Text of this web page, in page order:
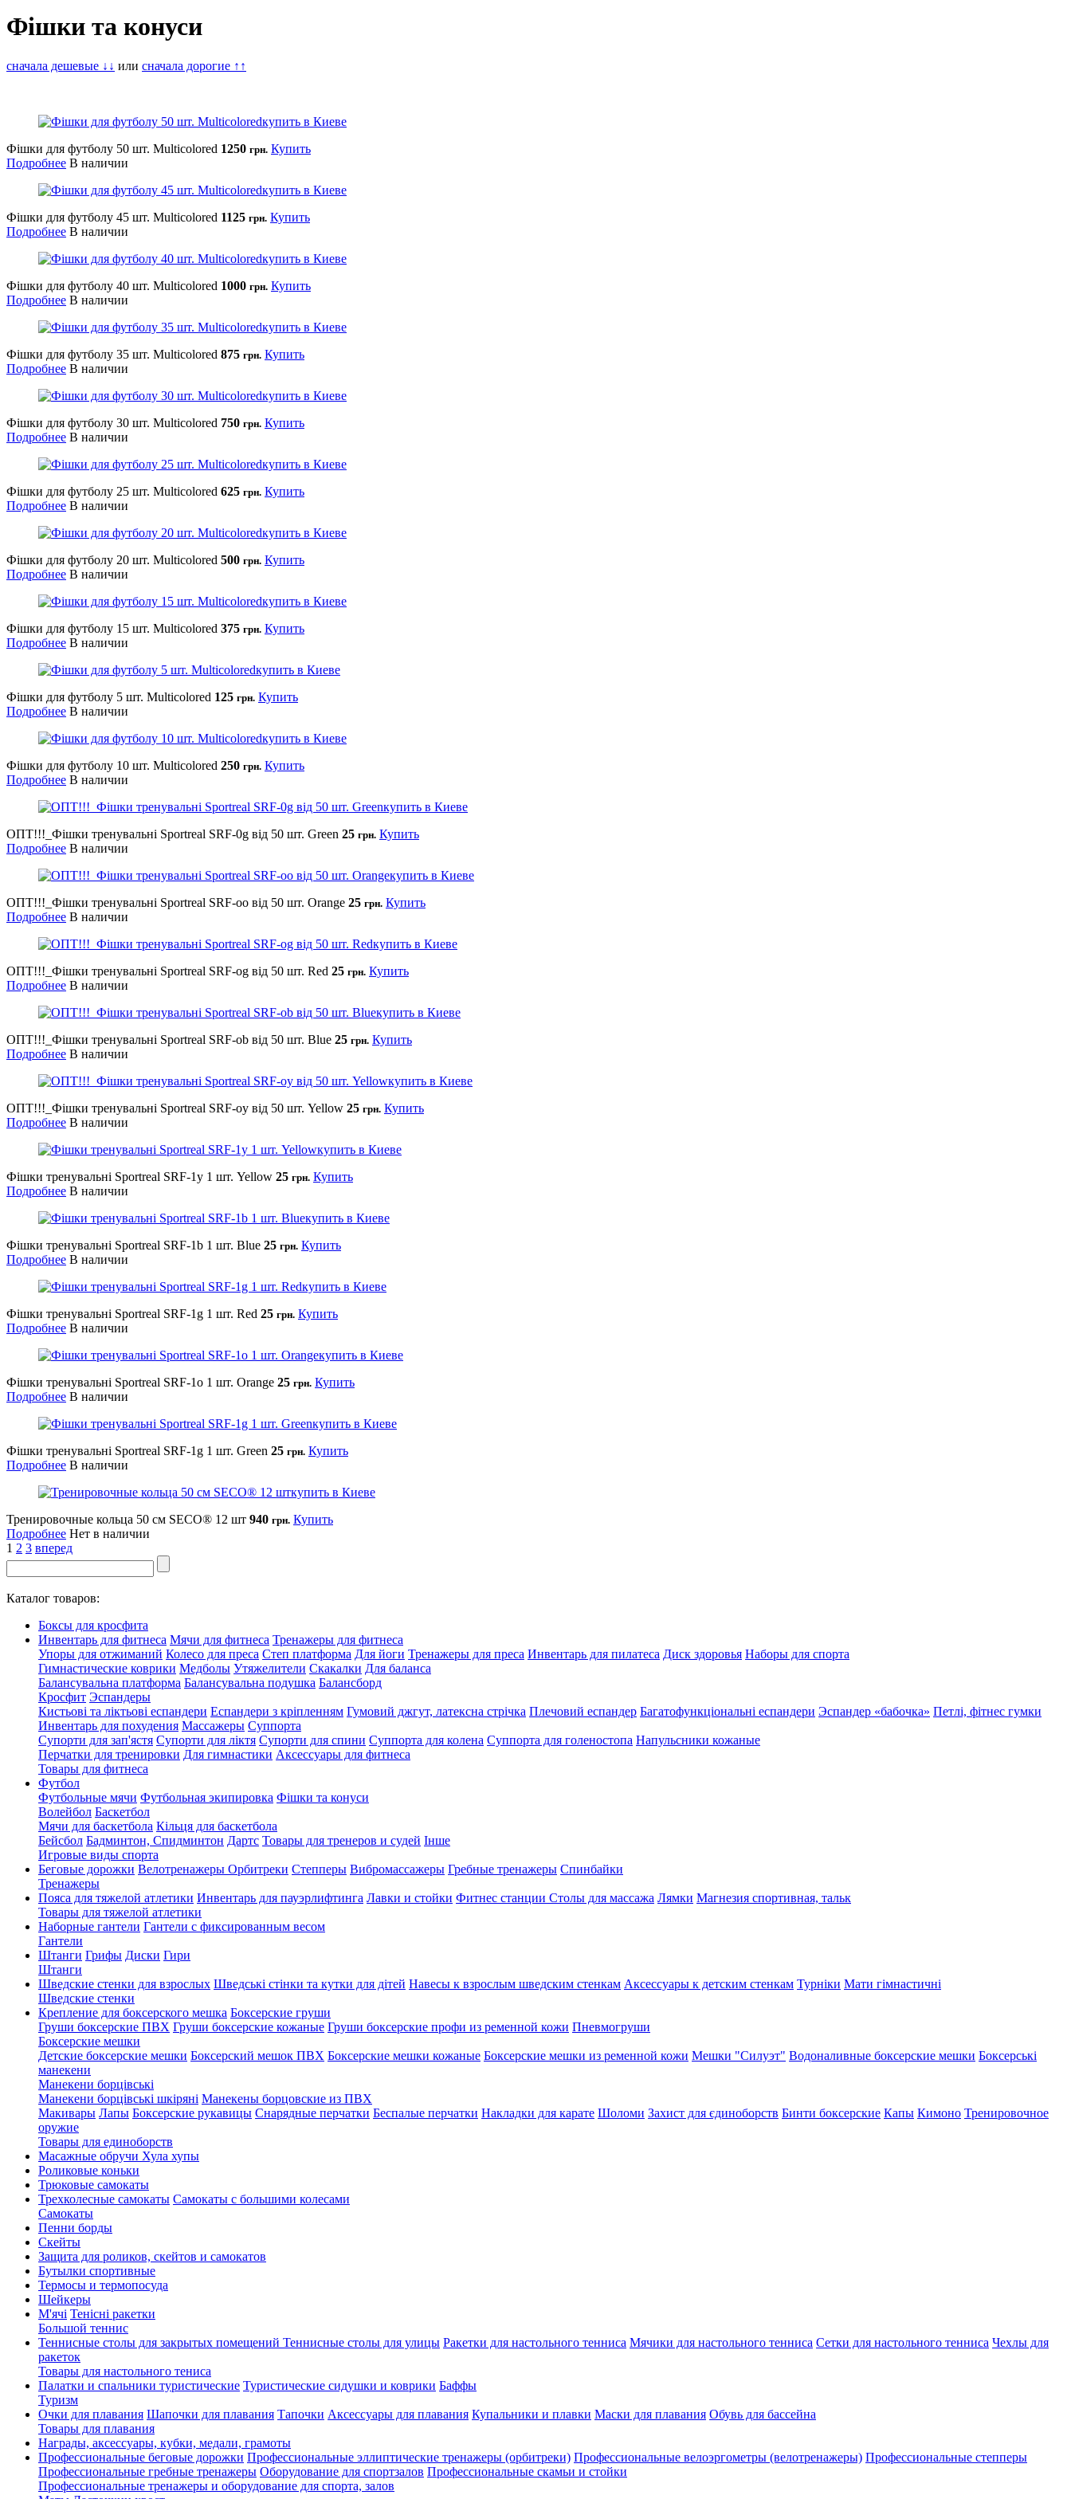
Фішки та конуси
сначала дешевые ↓↓ или сначала дорогие ↑↑
Фішки для футболу 50 шт. Multicolored 1250 грн. Купить
Подробнее В наличии
Фішки для футболу 45 шт. Multicolored 1125 грн. Купить
Подробнее В наличии
Фішки для футболу 40 шт. Multicolored 1000 грн. Купить
Подробнее В наличии
Фішки для футболу 35 шт. Multicolored 875 грн. Купить
Подробнее В наличии
Фішки для футболу 30 шт. Multicolored 750 грн. Купить
Подробнее В наличии
Фішки для футболу 25 шт. Multicolored 625 грн. Купить
Подробнее В наличии
Фішки для футболу 20 шт. Multicolored 500 грн. Купить
Подробнее В наличии
Фішки для футболу 15 шт. Multicolored 375 грн. Купить
Подробнее В наличии
Фішки для футболу 5 шт. Multicolored 125 грн. Купить
Подробнее В наличии
Фішки для футболу 10 шт. Multicolored 250 грн. Купить
Подробнее В наличии
ОПТ!!!_Фішки тренувальні Sportreal SRF-0g від 50 шт. Green 25 грн. Купить
Подробнее В наличии
ОПТ!!!_Фішки тренувальні Sportreal SRF-oo від 50 шт. Orange 25 грн. Купить
Подробнее В наличии
ОПТ!!!_Фішки тренувальні Sportreal SRF-оg від 50 шт. Red 25 грн. Купить
Подробнее В наличии
ОПТ!!!_Фішки тренувальні Sportreal SRF-оb від 50 шт. Blue 25 грн. Купить
Подробнее В наличии
ОПТ!!!_Фішки тренувальні Sportreal SRF-оy від 50 шт. Yellow 25 грн. Купить
Подробнее В наличии
Фішки тренувальні Sportreal SRF-1y 1 шт. Yellow 25 грн. Купить
Подробнее В наличии
Фішки тренувальні Sportreal SRF-1b 1 шт. Blue 25 грн. Купить
Подробнее В наличии
Фішки тренувальні Sportreal SRF-1g 1 шт. Red 25 грн. Купить
Подробнее В наличии
Фішки тренувальні Sportreal SRF-1o 1 шт. Orange 25 грн. Купить
Подробнее В наличии
Фішки тренувальні Sportreal SRF-1g 1 шт. Green 25 грн. Купить
Подробнее В наличии
Тренировочные кольца 50 см SECO® 12 шт 940 грн. Купить
Подробнее Нет в наличии
1 2 3 вперед
Каталог товаров:
Боксы для кросфита
Инвентарь для фитнеса Мячи для фитнеса Тренажеры для фитнеса
Упоры для отжиманий Колесо для преса Степ платформа Для йоги Тренажеры для преса Инвентарь для пилатеса Диск здоровья Наборы для спорта
Гимнастические коврики Медболы Утяжелители Скакалки Для баланса
Балансувальна платформа Балансувальна подушка Балансборд
Кросфит Эспандеры
Кистьові та ліктьові еспандери Еспандери з кріпленням Гумовий джгут, латексна стрічка Плечовий еспандер Багатофункціональні еспандери Эспандер «бабочка» Петлі, фітнес гумки
Инвентарь для похудения Массажеры Суппорта
Супорти для зап'ястя Супорти для ліктя Супорти для спини Суппорта для колена Суппорта для голеностопа Напульсники кожаные
Перчатки для тренировки Для гимнастики Аксессуары для фитнеса
Товары для фитнеса
Футбол
Футбольные мячи Футбольная экипировка Фішки та конуси
Волейбол Баскетбол
Мячи для баскетбола Кільця для баскетбола
Бейсбол Бадминтон, Спидминтон Дартс Товары для тренеров и судей Інше
Игровые виды спорта
Беговые дорожки Велотренажеры Орбитреки Степперы Вибромассажеры Гребные тренажеры Спинбайки
Тренажеры
Пояса для тяжелой атлетики Инвентарь для пауэрлифтинга Лавки и стойки Фитнес станции Столы для массажа Лямки Магнезия спортивная, тальк
Товары для тяжелой атлетики
Наборные гантели Гантели с фиксированным весом
Гантели
Штанги Грифы Диски Гири
Штанги
Шведские стенки для взрослых Шведські стінки та кутки для дітей Навесы к взрослым шведским стенкам Аксессуары к детским стенкам Турніки Мати гімнастичні
Шведские стенки
Крепление для боксерского мешка Боксерские груши
Груши боксерские ПВХ Груши боксерские кожаные Груши боксерские профи из ременной кожи Пневмогруши
Боксерские мешки
Детские боксерские мешки Боксерский мешок ПВХ Боксерские мешки кожаные Боксерские мешки из ременной кожи Мешки "Силуэт" Водоналивные боксерские мешки Боксерські
манекени
Манекени борцівські
Манекени борцівські шкіряні Манекены борцовские из ПВХ
Макивары Лапы Боксерские рукавицы Снарядные перчатки Беспалые перчатки Накладки для карате Шоломи Захист для єдиноборств Бинти боксерские Капы Кимоно Тренировочное
оружие
Товары для единоборств
Масажные обручи Хула хупы
Роликовые коньки
Трюковые самокаты
Трехколесные самокаты Самокаты с большими колесами
Cамокаты
Пенни борды
Скейты
Защита для роликов, скейтов и самокатов
Бутылки спортивные
Термосы и термопосуда
Шейкеры
М'ячі Тенісні ракетки
Большой теннис
Теннисные столы для закрытых помещений Теннисные столы для улицы Ракетки для настольного тенниса Мячики для настольного тенниса Сетки для настольного тенниса Чехлы для
ракеток
Товары для настольного тениса
Палатки и спальники туристические Туристические сидушки и коврики Баффы
Туризм
Очки для плавания Шапочки для плавания Тапочки Аксессуары для плавания Купальники и плавки Маски для плавания Обувь для бассейна
Товары для плавания
Награды, аксессуары, кубки, медали, грамоты
Профессиональные беговые дорожки Профессиональные эллиптические тренажеры (орбитреки) Профессиональные велоэргометры (велотренажеры) Профессиональные cтепперы
Профессиональные гребные тренажеры Оборудование для спортзалов Профессиональные скамьи и стойки
Профессиональные тренажеры и оборудование для спорта, залов